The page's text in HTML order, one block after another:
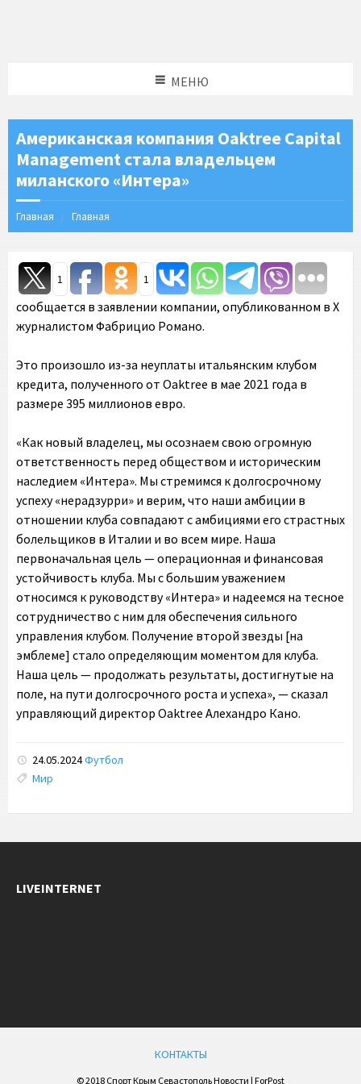
МЕНЮ
Американская компания Oaktree Capital
Management стала владельцем
миланского «Интера»
Главная Главная
1 1
сообщается в заявлении компании, опубликованном в Х
журналистом Фабрицио Романо.
Это произошло из-за неуплаты итальянским клубом
кредита, полученного от Oaktree в мае 2021 года в
размере 395 миллионов евро.
«Как новый владелец, мы осознаем свою огромную
ответственность перед обществом и историческим
наследием «Интера». Мы стремимся к долгосрочному
успеху «нерадзурри» и верим, что наши амбиции в
отношении клуба совпадают с амбициями его страстных
болельщиков в Италии и во всем мире. Наша
первоначальная цель — операционная и финансовая
устойчивость клуба. Мы с большим уважением
относимся к руководству «Интера» и надеемся на тесное
сотрудничество с ним для обеспечения сильного
управления клубом. Получение второй звезды [на
эмблеме] стало определяющим моментом для клуба.
Наша цель — продолжать результаты, достигнутые на
поле, на пути долгосрочного роста и успеха», — сказал
управляющий директор Oaktree Алехандро Кано.
24.05.2024Футбол
Tags:
Мир
LIVEINTERNET
КОНТАКТЫ
© 2018 Спорт Крым Севастополь Новости | ForPost